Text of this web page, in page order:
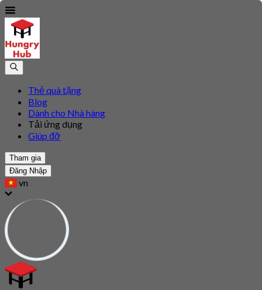
Thẻ quà tặng
Blog
Dành cho Nhà hàng
Tải ứng dụng
Giúp đỡ
Tham gia
Đăng Nhập
vn